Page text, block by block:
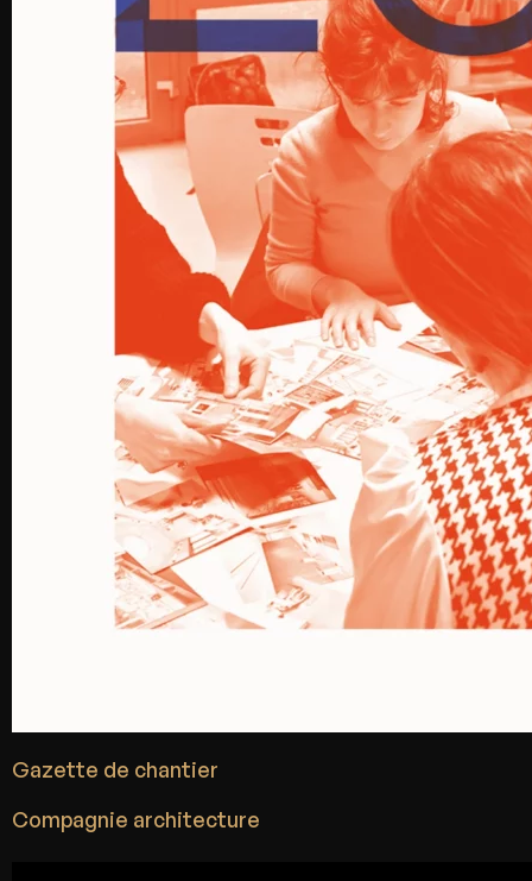
Gazette de chantier
Compagnie architecture